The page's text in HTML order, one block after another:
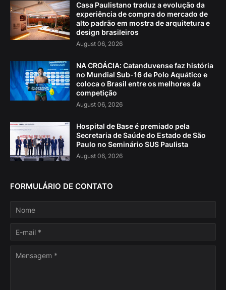
Casa Paulistano traduz a evolução da
experiência de compra do mercado de
alto padrão em mostra de arquitetura e
design brasileiros
August 06, 2026
NA CROÁCIA: Catanduvense faz história
no Mundial Sub-16 de Polo Aquático e
coloca o Brasil entre os melhores da
competição
August 06, 2026
Hospital de Base é premiado pela
Secretaria de Saúde do Estado de São
Paulo no Seminário SUS Paulista
August 06, 2026
FORMULÁRIO DE CONTATO